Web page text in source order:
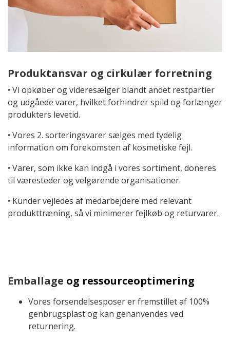
Produktansvar og cirkulær forretning
• Vi opkøber og videresælger blandt andet restpartier
og udgåede varer, hvilket forhindrer spild og forlænger
produkters levetid.
• Vores 2. sorteringsvarer sælges med tydelig
information om forekomsten af kosmetiske fejl.
• Varer, som ikke kan indgå i vores sortiment, doneres
til væresteder og velgørende organisationer.
• Kunder vejledes af medarbejdere med relevant
produkttræning, så vi minimerer fejlkøb og returvarer.
Emballage og ressourceoptimering
Vores forsendelsesposer er fremstillet af 100%
genbrugsplast og kan genanvendes ved
returnering.